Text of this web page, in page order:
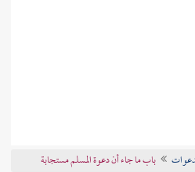
باب ما جاء أن دعوة المسلم مستجابة